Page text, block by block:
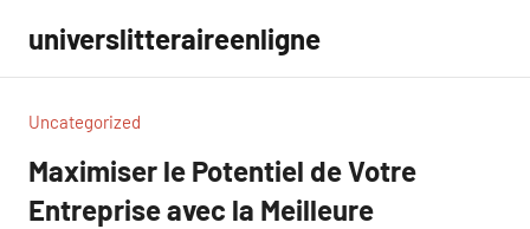
contenu
universlitteraireenligne
Uncategorized
Maximiser le Potentiel de Votre
Entreprise avec la Meilleure